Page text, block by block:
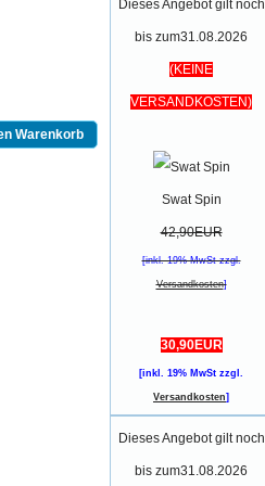
Warenkorb
Dieses Angebot gilt noch
bis zum31.08.2026
(KEINE
VERSANDKOSTEN)
Swat Spin
42,90EUR
[inkl. 19% MwSt zzgl.
Versandkosten]
30,90EUR
[inkl. 19% MwSt zzgl.
Versandkosten]
Dieses Angebot gilt noch
bis zum31.08.2026